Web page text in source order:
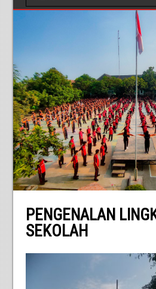
PENGENALAN
SEKOLAH